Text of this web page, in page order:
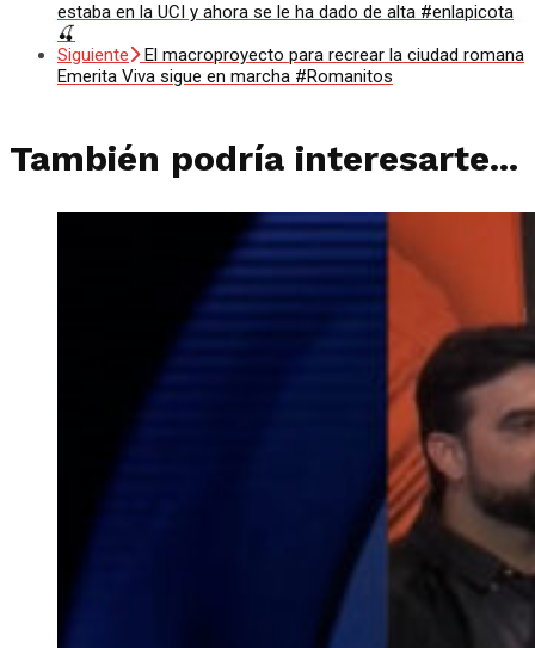
estaba en la UCI y ahora se le ha dado de alta #enlapicota
🍒
Siguiente
El macroproyecto para recrear la ciudad romana
Emerita Viva sigue en marcha #Romanitos
También podría interesarte...